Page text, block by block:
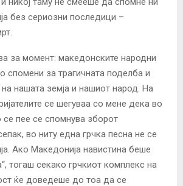
без сериозни последици –
за момент: македонските народни
спомени за трагичната поделба и
нашата земја и нашиот народ. На
се шегуваа со мене дека во
се пее се спомнува зборот
во ниту една грчка песна не се
Ако Македонија навистина беше
тогаш секако грчкиот комплекс на
ќе доведеше до тоа да се